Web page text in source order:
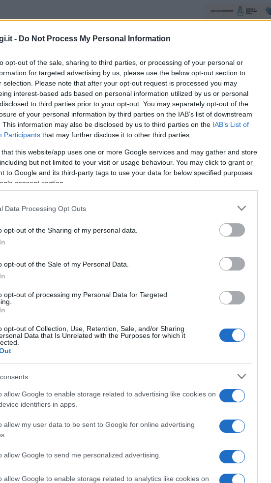
- Do Not Process My Personal Information
opt-out of the sale, sharing to third parties, or processing of your personal or
for targeted advertising by us, please use the below opt-out section to
selection. Please note that after your opt-out request is processed you may
interest-based ads based on personal information utilized by us or personal
to third parties prior to your opt-out. You may separately opt-out of the
of your personal information by third parties on the IAB’s list of downstream
This information may also be disclosed by us to third parties on the IAB’s List of
Participants that may further disclose it to other third parties.
that this website/app uses one or more Google services and may gather and store
but not limited to your visit or usage behaviour. You may click to grant or
to Google and its third-party tags to use your data for below specified purposes
consent section.
Data Processing Opt Outs
opt-out of the Sharing of my personal data.
opt-out of the Sale of my Personal Data.
opt-out of processing my Personal Data for Targeted
opt-out of Collection, Use, Retention, Sale, and/or Sharing
Data that Is Unrelated with the Purposes for which it
allow Google to enable storage related to advertising like cookies on
identifiers in apps.
allow my user data to be sent to Google for online advertising
allow Google to send me personalized advertising.
allow Google to enable storage related to analytics like cookies on
Marketing, Personale, Portualità e Demanio,
e Spettacoli.
Manutenzioni, Decoro e Innovazione
ai Servizi sociali, Pubblica istruzione,
e politiche giovanili.
far parte della seduta del consiglio
e Gabriele Alivesi.Capogruppo
ci sono ancheClaudio Cudoni,
Piras e Antonio Francesco Loi.
cliccando qui
nella sezione
Prossimo articolo
NECROLOGIE
Martina
I nostri cari
I nostri cari